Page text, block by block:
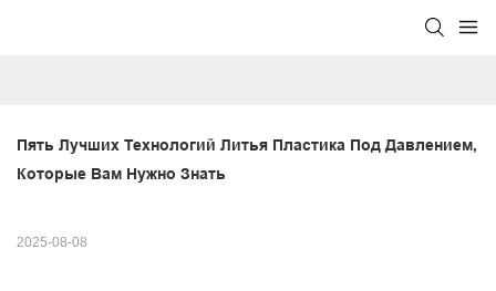
Пять Лучших Технологий Литья Пластика Под Давлением,
Которые Вам Нужно Знать
2025-08-08